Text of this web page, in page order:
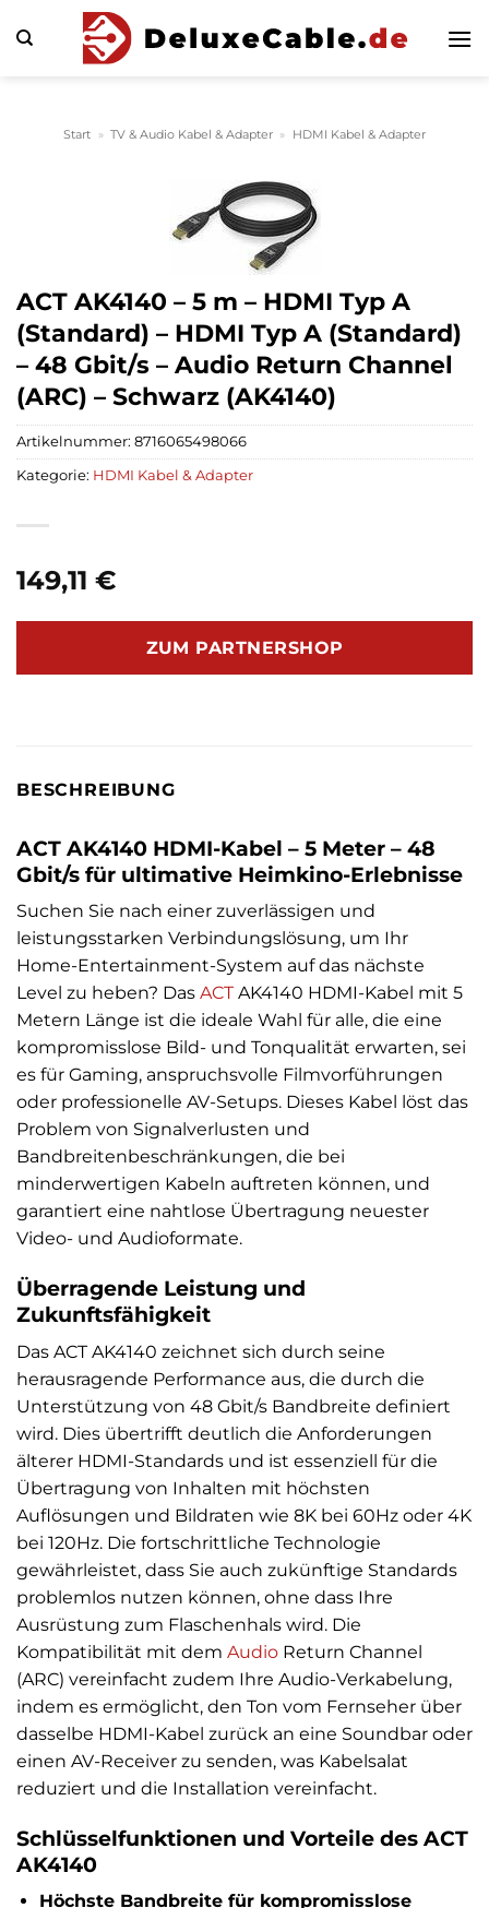
Inhalt
Start » TV & Audio Kabel & Adapter » HDMI Kabel & Adapter
ACT AK4140 – 5 m – HDMI Typ A
(Standard) – HDMI Typ A (Standard)
– 48 Gbit/s – Audio Return Channel
(ARC) – Schwarz (AK4140)
149,11 €
ZUM PARTNERSHOP
Artikelnummer: 8716065498066
Kategorie: HDMI Kabel & Adapter
BESCHREIBUNG
ACT AK4140 HDMI-Kabel – 5 Meter – 48
Gbit/s für ultimative Heimkino-Erlebnisse
Suchen Sie nach einer zuverlässigen und
leistungsstarken Verbindungslösung, um Ihr
Home-Entertainment-System auf das nächste
Level zu heben? Das ACTAK4140 HDMI-Kabel mit 5
Metern Länge ist die ideale Wahl für alle, die eine
kompromisslose Bild- und Tonqualität erwarten, sei
es für Gaming, anspruchsvolle Filmvorführungen
oder professionelle AV-Setups. Dieses Kabel löst das
Problem von Signalverlusten und
Bandbreitenbeschränkungen, die bei
minderwertigen Kabeln auftreten können, und
garantiert eine nahtlose Übertragung neuester
Video- und Audioformate.
Überragende Leistung und
Zukunftsfähigkeit
Das ACT AK4140 zeichnet sich durch seine
herausragende Performance aus, die durch die
Unterstützung von 48 Gbit/s Bandbreite definiert
wird. Dies übertrifft deutlich die Anforderungen
älterer HDMI-Standards und ist essenziell für die
Übertragung von Inhalten mit höchsten
Auflösungen und Bildraten wie 8K bei 60Hz oder 4K
bei 120Hz. Die fortschrittliche Technologie
gewährleistet, dass Sie auch zukünftige Standards
problemlos nutzen können, ohne dass Ihre
Ausrüstung zum Flaschenhals wird. Die
Kompatibilität mit dem Audio Return Channel
(ARC) vereinfacht zudem Ihre Audio-Verkabelung,
indem es ermöglicht, den Ton vom Fernseher über
dasselbe HDMI-Kabel zurück an eine Soundbar oder
einen AV-Receiver zu senden, was Kabelsalat
reduziert und die Installation vereinfacht.
Schlüsselfunktionen und Vorteile des ACT
AK4140
Höchste Bandbreite für kompromisslose